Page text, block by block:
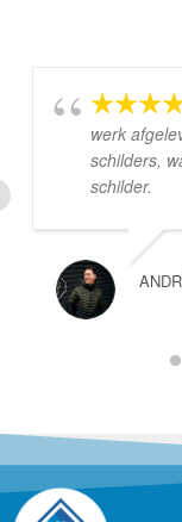
werk
schilders,
schilder.
1